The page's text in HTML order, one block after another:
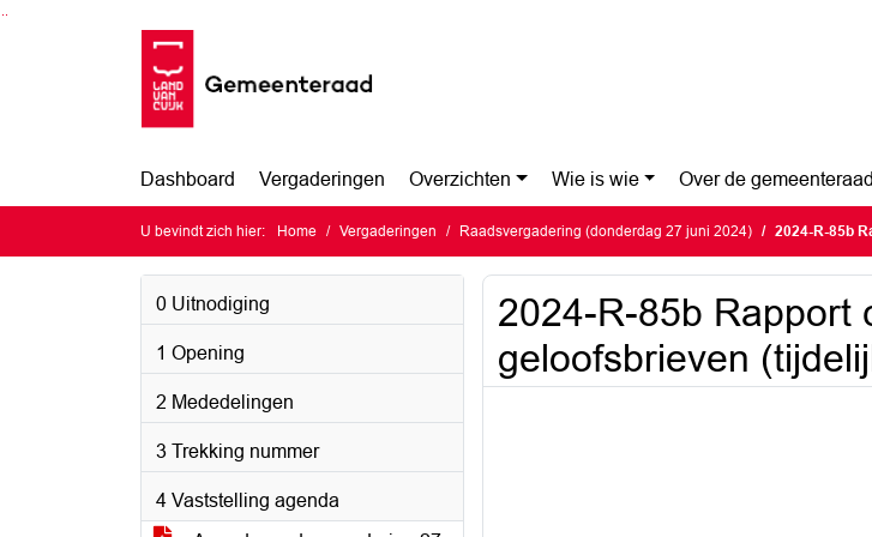
Ga naar de inhoud van deze pagina
Ga naar het zoeken
Ga naar het menu
Dashboard Vergaderingen Overzichten Wie is wie Over de gemeenteraad
U bevindt zich hier: Home Vergaderingen Raadsvergadering (donderdag 27 juni 2024) 2024-R-85b
0 Uitnodiging
1 Opening
2 Mededelingen
3 Trekking nummer
4 Vaststelling agenda
2024-R-85b Rapport
geloofsbrieven